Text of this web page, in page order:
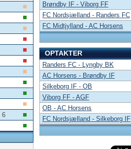
6
Brøndby IF - Viborg FF
FC Nordsjælland - Randers FC
FC Midtjylland - AC Horsens
OPTAKTER
Randers FC - Lyngby BK
AC Horsens - Brøndby IF
Silkeborg IF - OB
Viborg FF - AGF
OB - AC Horsens
FC Nordsjælland - Silkeborg IF